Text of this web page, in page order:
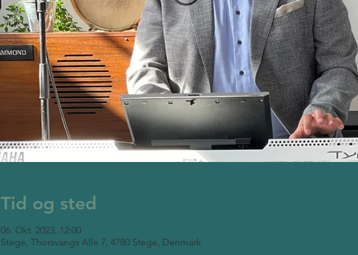
Tid og sted
06. Okt. 2023, 12:00
Stege, Thorsvangs Alle 7, 4780 Stege, Denmark